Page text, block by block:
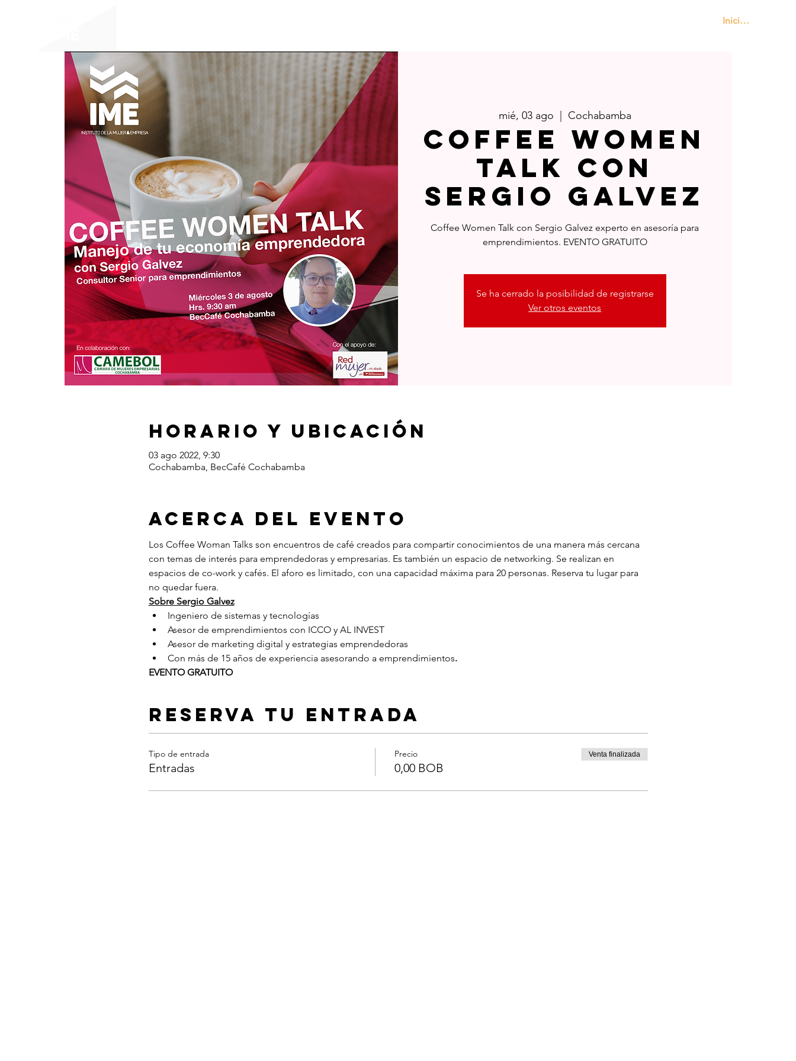
Iniciar sesión
mié, 03 ago Cochabamba
Coffee Women
Talk con
Sergio Galvez
Coffee Women Talk con Sergio Galvez experto en asesoría para
emprendimientos. EVENTO GRATUITO
Se ha cerrado la posibilidad de registrarse
Ver otros eventos
Horario y ubicación
03 ago 2022, 9:30
Cochabamba, BecCafé Cochabamba
Acerca del evento
Los Coffee Woman Talks son encuentros de café creados para compartir conocimientos de una manera más cercana
con temas de interés para emprendedoras y empresarias. Es también un espacio de networking. Se realizan en
espacios de co-work y cafés. El aforo es limitado, con una capacidad máxima para 20 personas. Reserva tu lugar para
no quedar fuera.
Sobre Sergio Galvez
Ingeniero de sistemas y tecnologías
Asesor de emprendimientos con ICCO y AL INVEST
Asesor de marketing digital y estrategias emprendedoras
Con más de 15 años de experiencia asesorando a emprendimientos.
EVENTO GRATUITO
Reserva tu entrada
Tipo de entrada
Entradas
Precio
0,00 BOB
Venta finalizada